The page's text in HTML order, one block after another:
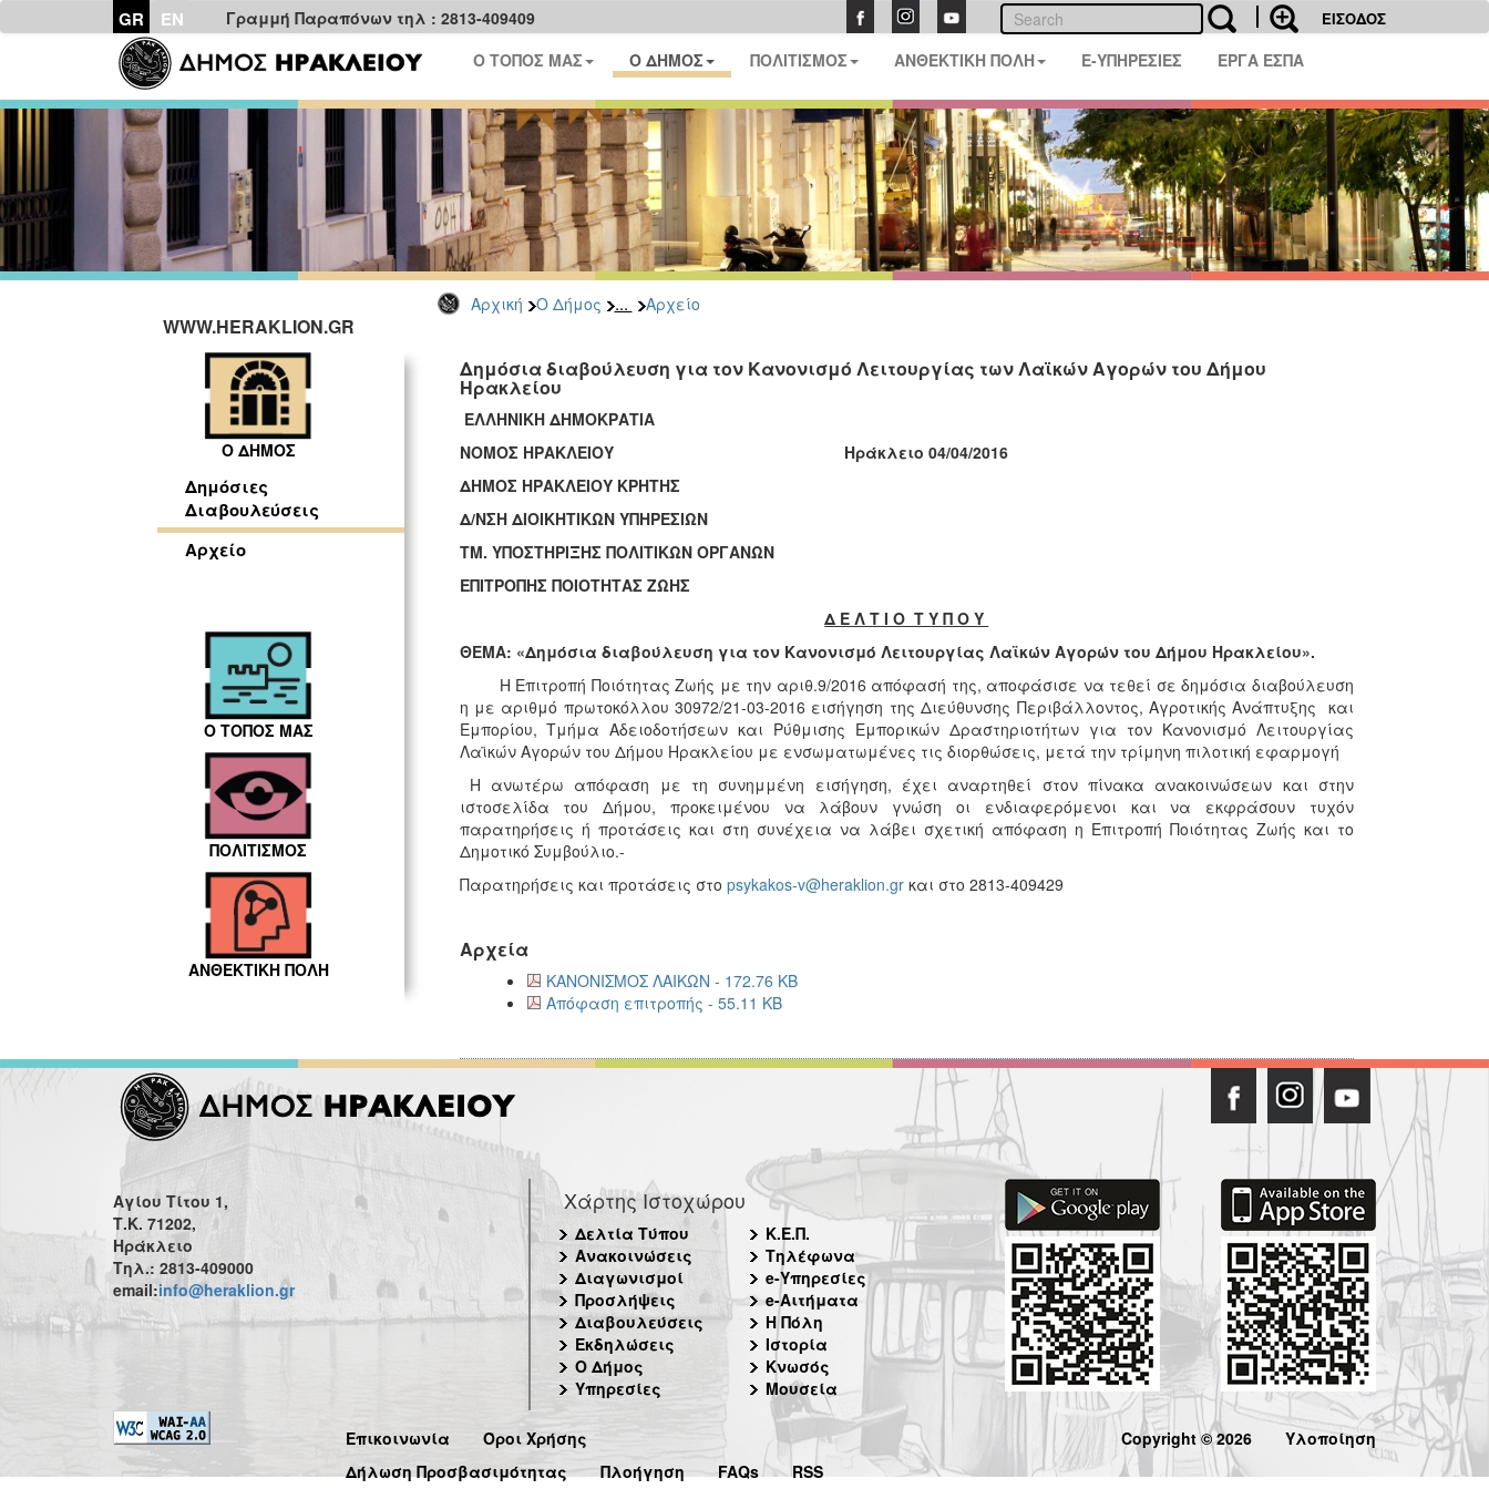
GR EN Γραμμή Παραπόνων τηλ : 2813-409409 ΕΙΣΟΔΟΣ
Ο ΤΟΠΟΣ ΜΑΣ Ο ΔΗΜΟΣ ΠΟΛΙΤΙΣΜΟΣ ΑΝΘΕΚΤΙΚΗ ΠΟΛΗ E-ΥΠΗΡΕΣΙΕΣ ΕΡΓΑ ΕΣΠΑ
Αρχική Ο Δήμος ... Αρχείο
WWW.HERAKLION.GR
Ο ΔΗΜΟΣ
Δημόσιες
Διαβουλεύσεις
Αρχείο
Ο ΤΟΠΟΣ ΜΑΣ
ΠΟΛΙΤΙΣΜΟΣ
ΑΝΘΕΚΤΙΚΗ ΠΟΛΗ
Δημόσια διαβούλευση για τον Κανονισμό Λειτουργίας των Λαϊκών Αγορών του Δήμου
Ηρακλείου
ΕΛΛΗΝΙΚΗ ΔΗΜΟΚΡΑΤΙΑ
ΝΟΜΟΣ ΗΡΑΚΛΕΙΟΥ Ηράκλειο 04/04/2016
ΔΗΜΟΣ ΗΡΑΚΛΕΙΟΥ ΚΡΗΤΗΣ
Δ/ΝΣΗ ΔΙΟΙΚΗΤΙΚΩΝ ΥΠΗΡΕΣΙΩΝ
ΤΜ. ΥΠΟΣΤΗΡΙΞΗΣ ΠΟΛΙΤΙΚΩΝ ΟΡΓΑΝΩΝ
ΕΠΙΤΡΟΠΗΣ ΠΟΙΟΤΗΤΑΣ ΖΩΗΣ
Δ Ε Λ Τ Ι Ο Τ Υ Π Ο Υ
ΘΕΜΑ: «Δημόσια διαβούλευση για τον Κανονισμό Λειτουργίας Λαϊκών Αγορών του Δήμου Ηρακλείου».
Η Επιτροπή Ποιότητας Ζωής με την αριθ.9/2016 απόφασή της, αποφάσισε να τεθεί σε δημόσια διαβούλευση
η με αριθμό πρωτοκόλλου 30972/21-03-2016 εισήγηση της Διεύθυνσης Περιβάλλοντος, Αγροτικής Ανάπτυξης και
Εμπορίου, Τμήμα Αδειοδοτήσεων και Ρύθμισης Εμπορικών Δραστηριοτήτων για τον Κανονισμό Λειτουργίας
Λαϊκών Αγορών του Δήμου Ηρακλείου με ενσωματωμένες τις διορθώσεις, μετά την τρίμηνη πιλοτική εφαρμογή
H ανωτέρω απόφαση με τη συνημμένη εισήγηση, έχει αναρτηθεί στον πίνακα ανακοινώσεων και στην
ιστοσελίδα του Δήμου, προκειμένου να λάβουν γνώση οι ενδιαφερόμενοι και να εκφράσουν τυχόν
παρατηρήσεις ή προτάσεις και στη συνέχεια να λάβει σχετική απόφαση η Επιτροπή Ποιότητας Ζωής και το
Δημοτικό Συμβούλιο.-
Παρατηρήσεις και προτάσεις στο psykakos-v@heraklion.grκαι στο 2813-409429
Αρχεία
ΚΑΝΟΝΙΣΜΟΣ ΛΑΙΚΩΝ - 172.76 KB
Απόφαση επιτροπής - 55.11 KB
Αγίου Τίτου 1,
Τ.Κ. 71202,
Ηράκλειο
Τηλ.: 2813-409000
email:info@heraklion.gr
Χάρτης Ιστοχώρου
Δελτία Τύπου
Ανακοινώσεις
Διαγωνισμοί
Προσλήψεις
Διαβουλεύσεις
Εκδηλώσεις
Ο Δήμος
Υπηρεσίες
Κ.Ε.Π.
Τηλέφωνα
e-Υπηρεσίες
e-Αιτήματα
Η Πόλη
Ιστορία
Κνωσός
Μουσεία
Επικοινωνία
Όροι Χρήσης
Δήλωση Προσβασιμότητας
Πλοήγηση FAQs RSS
Copyright © 2026 Υλοποίηση